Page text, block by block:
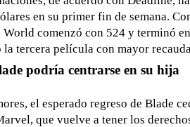
en su primer fin de semana.
World comenzó con 524 y terminó
la tercera película con mayor
podría centrarse en su hija
el esperado regreso de Blade
que vuelve a tener los